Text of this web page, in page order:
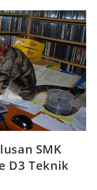
SMK
D3 Teknik